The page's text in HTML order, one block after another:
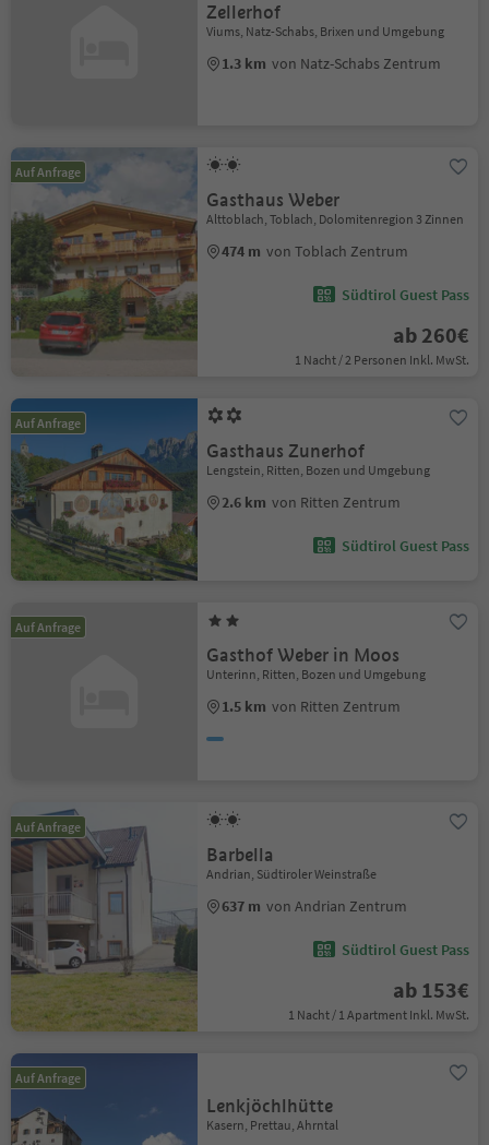
Zellerhof
Viums, Natz-Schabs, Brixen und Umgebung
1.3 km von Natz-Schabs Zentrum
Auf Anfrage
Gasthaus Weber
Alttoblach, Toblach, Dolomitenregion 3 Zinnen
474 m von Toblach Zentrum
Südtirol Guest Pass
ab 260€
1 Nacht / 2 Personen Inkl. MwSt.
Auf Anfrage
Gasthaus Zunerhof
Lengstein, Ritten, Bozen und Umgebung
2.6 km von Ritten Zentrum
Südtirol Guest Pass
Auf Anfrage
Gasthof Weber in Moos
Unterinn, Ritten, Bozen und Umgebung
1.5 km von Ritten Zentrum
Auf Anfrage
Barbella
Andrian, Südtiroler Weinstraße
637 m von Andrian Zentrum
Südtirol Guest Pass
ab 153€
1 Nacht / 1 Apartment Inkl. MwSt.
Auf Anfrage
Lenkjöchlhütte
Kasern, Prettau, Ahrntal